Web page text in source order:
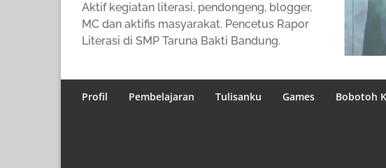
Aktif kegiatan literasi, pendongeng, blogger,
MC dan aktifis masyarakat. Pencetus Rapor
Literasi di SMP Taruna Bakti Bandung.
Profil Pembelajaran Tulisanku Games Bobotoh